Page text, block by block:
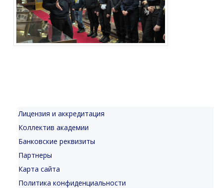
Лицензия и аккредитация
Коллектив академии
Банковские реквизиты
Партнеры
Карта сайта
Политика конфиденциальности